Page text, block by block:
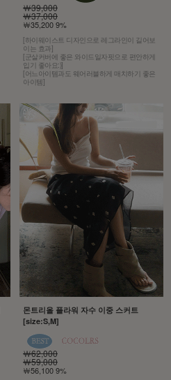
￦39,000
￦37,000
￦35,200 9%
[하이웨이스트 디자인으로 레그라인이 길어보
이는 효과]
[군살커버에 좋은 와이드일자핏으로 편안하게
입기 좋아요:)]
[어느아이템과도 웨어러블하게 매치하기 좋은
아이템]
몬트리올 플라워 자수 이중 스커트
[size:S,M]
￦62,000
￦59,000
￦56,100 9%